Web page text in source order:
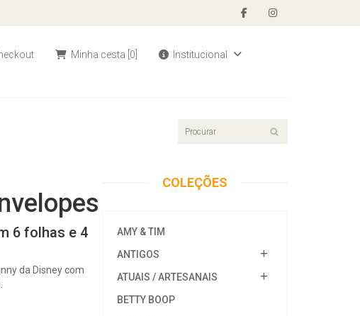
Minha cesta [0]
Institucional
6 folhas e 4
da Disney com
COLEÇÕES
AMY & TIM
ANTIGOS
ATUAIS / ARTESANAIS
BETTY BOOP